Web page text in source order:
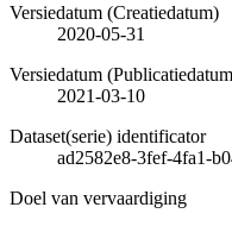
Versiedatum (Creatiedatum)
2020-05-31
Versiedatum
2021-03-10
Dataset(serie) identificator
ad2582e8-3fef-4fa1-
Doel van vervaardiging